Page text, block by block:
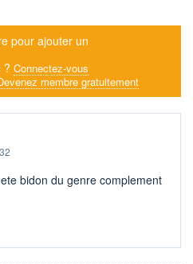
pour ajouter un
? Connectez-vous
membre gratuitement
bidon du genre complement